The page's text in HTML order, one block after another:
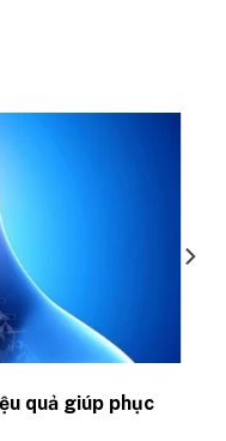
quả giúp phục